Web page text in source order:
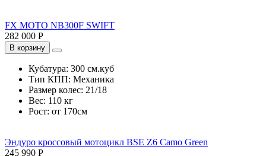
FX MOTO NB300F SWIFT
282 000 Р
В корзину
Кубатура: 300 см.куб
Тип КПП: Механика
Размер колес: 21/18
Вес: 110 кг
Рост: от 170см
Эндуро кроссовый мотоцикл BSE Z6 Camo Green
245 990 Р